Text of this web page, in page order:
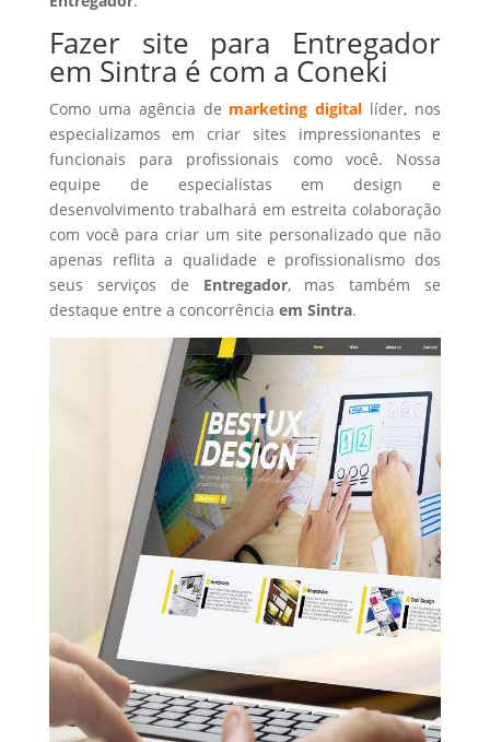
Fazer site para Entregador
em Sintra é com a Coneki
Como uma agência de marketing digital líder, nos
especializamos em criar sites impressionantes e
funcionais para profissionais como você. Nossa
equipe de especialistas em design e
desenvolvimento trabalhará em estreita colaboração
com você para criar um site personalizado que não
apenas reflita a qualidade e profissionalismo dos
seus serviços de Entregador, mas também se
destaque entre a concorrência em Sintra.